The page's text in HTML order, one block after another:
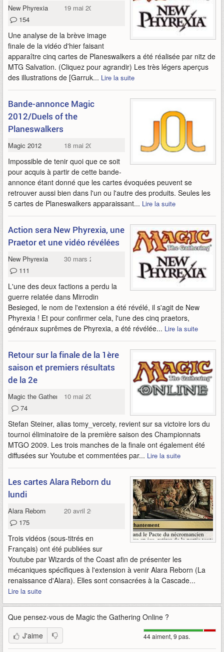
New Phyrexia
19 mai 2011
154
Une analyse de la brève image
finale de la vidéo d'hier faisant
apparaître cinq cartes de Planeswalkers a été réalisée par nitz de
MTG Salvation. (Cliquez pour agrandir) Les très légers aperçus
des illustrations de [Garruk... Lire la suite
Bande-annonce Magic
2012/Duels of the
Planeswalkers
Magic 2012 18 mai 2011
Impossible de tenir quoi que ce soit
pour acquis à partir de cette bande-
annonce étant donné que les cartes évoquées peuvent se
retrouver aussi bien dans l'un ou l'autre des produits. Seules les
5 cartes de Planeswalkers apparaissant... Lire la suite
Action sera New Phyrexia, une
Praetor et une vidéo révélées
New Phyrexia
30 mars 2011
111
L'une des deux factions a perdu la
guerre relatée dans Mirrodin
Besieged, le nom de l'extension a été révélé, il s'agit de New
Phyrexia ! Et pour confirmer cela, l'une des cinq praetors,
généraux suprêmes de Phyrexia, a été révélée... Lire la suite
Retour sur la finale de la 1ère
saison et premiers résultats
de la 2e
Magic the Gathering Online
10 mai 2009
74
Stefan Steiner, alias tomy_vercety, revient sur sa victoire lors du
tournoi éliminatoire de la première saison des Championnats
MTGO 2009. Les trois manches de la finale ont également été
diffusées sur Youtube et commentées par... Lire la suite
Les cartes Alara Reborn du
lundi
Alara Reborn
20 avril 2009
175
Trois vidéos (sous-titrés en
Français) ont été publiées sur
Youtube par Wizards of the Coast afin de présenter les
mécaniques spécifiques à l'extension à venir Alara Reborn (La
renaissance d'Alara). Elles sont consacrées à la Cascade...
Lire la suite
Que pensez-vous de Magic the Gathering Online ?
44 aiment, 9 pas.
J'aime